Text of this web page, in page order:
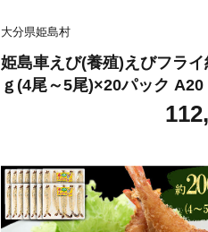
大分県姫島村
姫島車えび(養殖)えびフライ
ｇ(4尾～5尾)×20パック A20